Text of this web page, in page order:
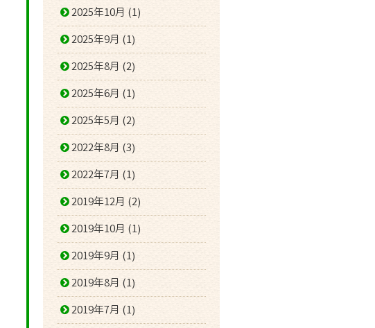
2025年10月 (1)
2025年9月 (1)
2025年8月 (2)
2025年6月 (1)
2025年5月 (2)
2022年8月 (3)
2022年7月 (1)
2019年12月 (2)
2019年10月 (1)
2019年9月 (1)
2019年8月 (1)
2019年7月 (1)